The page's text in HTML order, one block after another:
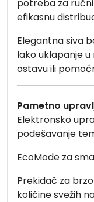
potreba za
efikasnu
Elegantna siva
lako uklapanje
ostavu ili
Pametno
Elektronsko
podešavanje
EcoMode za
Prekidač za
količine svežih